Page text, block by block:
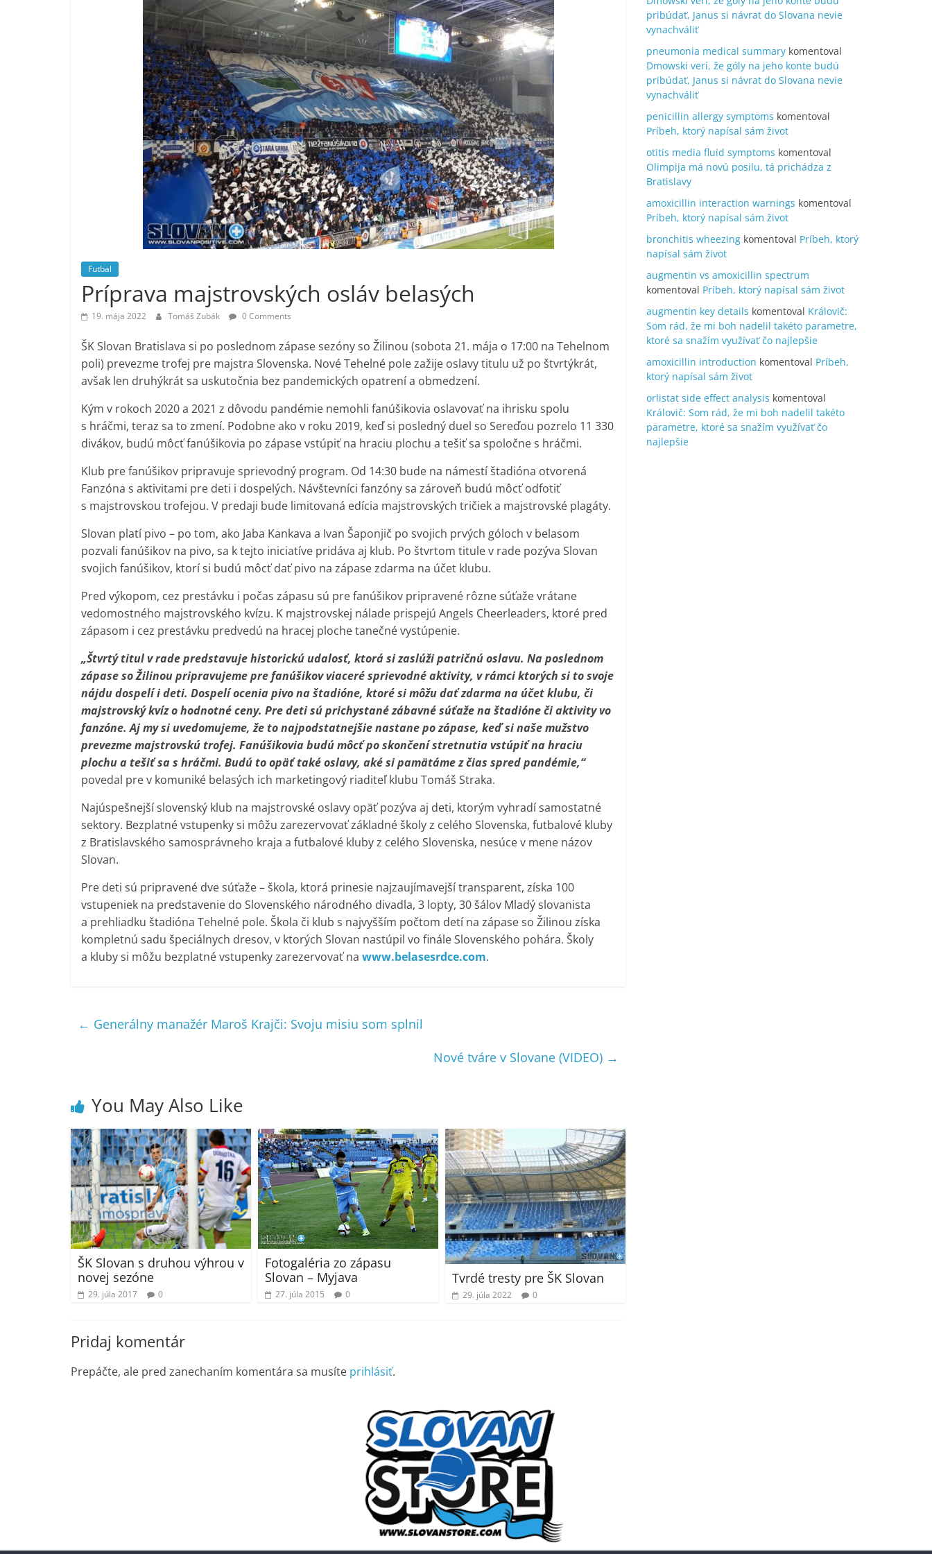
Futbal
Príprava majstrovských osláv belasých
19. mája 2022 Tomáš Zubák 0 Comments
ŠK Slovan Bratislava si po poslednom zápase sezóny so Žilinou (sobota 21. mája o 17:00 na Tehelnom
poli) prevezme trofej pre majstra Slovenska. Nové Tehelné pole zažije oslavy titulu už po štvrtýkrát,
avšak len druhýkrát sa uskutočnia bez pandemických opatrení a obmedzení.
Kým v rokoch 2020 a 2021 z dôvodu pandémie nemohli fanúšikovia oslavovať na ihrisku spolu
s hráčmi, teraz sa to zmení. Podobne ako v roku 2019, keď si posledný duel so Sereďou pozrelo 11 330
divákov, budú môcť fanúšikovia po zápase vstúpiť na hraciu plochu a tešiť sa spoločne s hráčmi.
Klub pre fanúšikov pripravuje sprievodný program. Od 14:30 bude na námestí štadióna otvorená
Fanzóna s aktivitami pre deti i dospelých. Návštevníci fanzóny sa zároveň budú môcť odfotiť
s majstrovskou trofejou. V predaji bude limitovaná edícia majstrovských tričiek a majstrovské plagáty.
Slovan platí pivo – po tom, ako Jaba Kankava a Ivan Šaponjič po svojich prvých góloch v belasom
pozvali fanúšikov na pivo, sa k tejto iniciatíve pridáva aj klub. Po štvrtom titule v rade pozýva Slovan
svojich fanúšikov, ktorí si budú môcť dať pivo na zápase zdarma na účet klubu.
Pred výkopom, cez prestávku i počas zápasu sú pre fanúšikov pripravené rôzne súťaže vrátane
vedomostného majstrovského kvízu. K majstrovskej nálade prispejú Angels Cheerleaders, ktoré pred
zápasom i cez prestávku predvedú na hracej ploche tanečné vystúpenie.
„Štvrtý titul v rade predstavuje historickú udalosť, ktorá si zaslúži patričnú oslavu. Na poslednom
zápase so Žilinou pripravujeme pre fanúšikov viaceré sprievodné aktivity, v rámci ktorých si to svoje
nájdu dospelí i deti. Dospelí ocenia pivo na štadióne, ktoré si môžu dať zdarma na účet klubu, či
majstrovský kvíz o hodnotné ceny. Pre deti sú prichystané zábavné súťaže na štadióne či aktivity vo
fanzóne. Aj my si uvedomujeme, že to najpodstatnejšie nastane po zápase, keď si naše mužstvo
prevezme majstrovskú trofej. Fanúšikovia budú môcť po skončení stretnutia vstúpiť na hraciu
plochu a tešiť sa s hráčmi. Budú to opäť také oslavy, aké si pamätáme z čias spred pandémie,“
povedal pre v komuniké belasých ich marketingový riaditeľ klubu Tomáš Straka.
Najúspešnejší slovenský klub na majstrovské oslavy opäť pozýva aj deti, ktorým vyhradí samostatné
sektory. Bezplatné vstupenky si môžu zarezervovať základné školy z celého Slovenska, futbalové kluby
z Bratislavského samosprávneho kraja a futbalové kluby z celého Slovenska, nesúce v mene názov
Slovan.
Pre deti sú pripravené dve súťaže – škola, ktorá prinesie najzaujímavejší transparent, získa 100
vstupeniek na predstavenie do Slovenského národného divadla, 3 lopty, 30 šálov Mladý slovanista
a prehliadku štadióna Tehelné pole. Škola či klub s najvyšším počtom detí na zápase so Žilinou získa
kompletnú sadu špeciálnych dresov, v ktorých Slovan nastúpil vo finále Slovenského pohára. Školy
a kluby si môžu bezplatné vstupenky zarezervovať na www.belasesrdce.com.
← Generálny manažér Maroš Krajči: Svoju misiu som splnil
Nové tváre v Slovane (VIDEO) →
You May Also Like
ŠK Slovan s druhou výhrou v
novej sezóne
29. júla 2017 0
Fotogaléria zo zápasu
Slovan – Myjava
27. júla 2015 0
Tvrdé tresty pre ŠK Slovan
29. júla 2022 0
Pridaj komentár
Prepáčte, ale pred zanechaním komentára sa musíte prihlásiť.
pribúdať, Janus si návrat do Slovana nevie
vynachváliť
pneumonia medical summary komentoval
Dmowski verí, že góly na jeho konte budú
pribúdať, Janus si návrat do Slovana nevie
vynachváliť
penicillin allergy symptoms komentoval
Príbeh, ktorý napísal sám život
otitis media fluid symptoms komentoval
Olimpija má novú posilu, tá prichádza z
Bratislavy
amoxicillin interaction warnings komentoval
Príbeh, ktorý napísal sám život
bronchitis wheezing komentoval Príbeh, ktorý
napísal sám život
augmentin vs amoxicillin spectrum
komentoval Príbeh, ktorý napísal sám život
augmentin key details komentoval Královič:
Som rád, že mi boh nadelil takéto parametre,
ktoré sa snažím využívať čo najlepšie
amoxicillin introduction komentoval Príbeh,
ktorý napísal sám život
orlistat side effect analysis komentoval
Královič: Som rád, že mi boh nadelil takéto
parametre, ktoré sa snažím využívať čo
najlepšie